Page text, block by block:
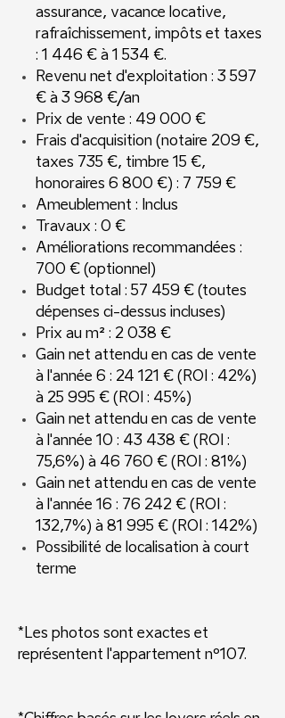
assurance, vacance locative,
rafraîchissement, impôts et taxes
: 1 446 € à 1 534 €.
Revenu net d'exploitation : 3 597
€ à 3 968 €/an
Prix de vente : 49 000 €
Frais d'acquisition (notaire 209 €,
taxes 735 €, timbre 15 €,
honoraires 6 800 €) : 7 759 €
Ameublement : Inclus
Travaux : 0 €
Améliorations recommandées :
700 € (optionnel)
Budget total : 57 459 € (toutes
dépenses ci-dessus incluses)
Prix au m² : 2 038 €
Gain net attendu en cas de vente
à l'année 6 : 24 121 € (ROI : 42%)
à 25 995 € (ROI : 45%)
Gain net attendu en cas de vente
à l'année 10 : 43 438 € (ROI :
75,6%) à 46 760 € (ROI : 81%)
Gain net attendu en cas de vente
à l'année 16 : 76 242 € (ROI :
132,7%) à 81 995 € (ROI : 142%)
Possibilité de localisation à court
terme
*Les photos sont exactes et
représentent l'appartement nº107.